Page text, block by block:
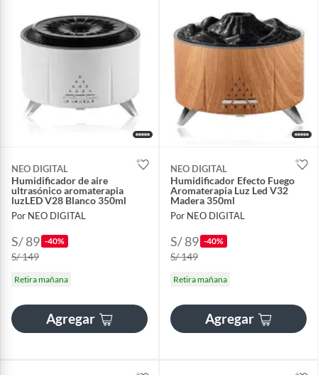
NEO DIGITAL
Humidificador de aire
ultrasónico aromaterapia
luzLED V28 Blanco 350ml
Por NEO DIGITAL
S/ 89 -40%
S/ 149
Retira mañana
Agregar
NEO DIGITAL
Humidificador Efecto Fuego
Aromaterapia Luz Led V32
Madera 350ml
Por NEO DIGITAL
S/ 89 -40%
S/ 149
Retira mañana
Agregar